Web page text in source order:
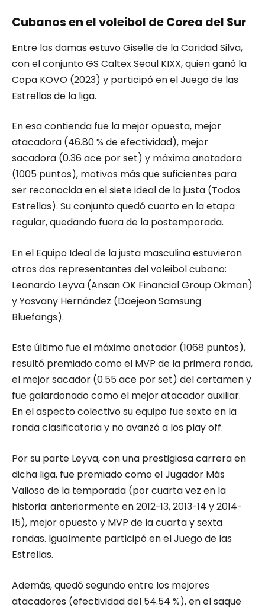
Cubanos en el voleibol de Corea del Sur
Entre las damas estuvo Giselle de la Caridad Silva,
con el conjunto GS Caltex Seoul KIXX, quien ganó la
Copa KOVO (2023) y participó en el Juego de las
Estrellas de la liga.
En esa contienda fue la mejor opuesta, mejor
atacadora (46.80 % de efectividad), mejor
sacadora (0.36 ace por set) y máxima anotadora
(1005 puntos), motivos más que suficientes para
ser reconocida en el siete ideal de la justa (Todos
Estrellas). Su conjunto quedó cuarto en la etapa
regular, quedando fuera de la postemporada.
En el Equipo Ideal de la justa masculina estuvieron
otros dos representantes del voleibol cubano:
Leonardo Leyva (Ansan OK Financial Group Okman)
y Yosvany Hernández (Daejeon Samsung
Bluefangs).
Este último fue el máximo anotador (1068 puntos),
resultó premiado como el MVP de la primera ronda,
el mejor sacador (0.55 ace por set) del certamen y
fue galardonado como el mejor atacador auxiliar.
En el aspecto colectivo su equipo fue sexto en la
ronda clasificatoria y no avanzó a los play off.
Por su parte Leyva, con una prestigiosa carrera en
dicha liga, fue premiado como el Jugador Más
Valioso de la temporada (por cuarta vez en la
historia: anteriormente en 2012-13, 2013-14 y 2014-
15), mejor opuesto y MVP de la cuarta y sexta
rondas. Igualmente participó en el Juego de las
Estrellas.
Además, quedó segundo entre los mejores
atacadores (efectividad del 54.54 %), en el saque